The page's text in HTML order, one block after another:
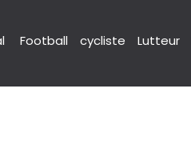
Football cycliste Lutteur